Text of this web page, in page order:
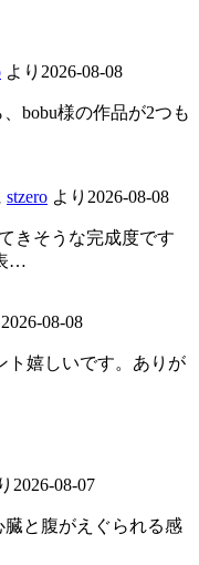
より 2026-08-08
bobu様の作品が2つも
stzero より 2026-08-08
きそうな完成度です
…
2026-08-08
ト嬉しいです。ありが
2026-08-07
と腹がえぐられる感